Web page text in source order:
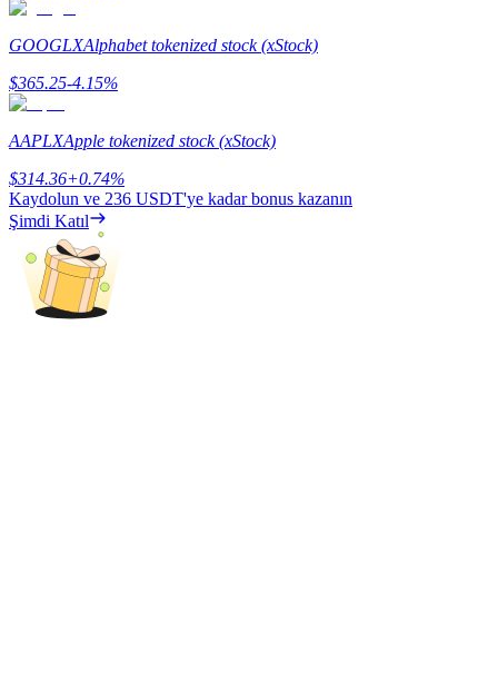
Exclusive for BitMart Users
Register & Trade to Win 500,000 USDT
GOOGLXAlphabet tokenized stock (xStock)
$365.25-4.15%
AAPLXApple tokenized stock (xStock)
$314.36+0.74%
Kaydolun ve 236 USDT'ye kadar bonus kazanın
Şimdi Katıl